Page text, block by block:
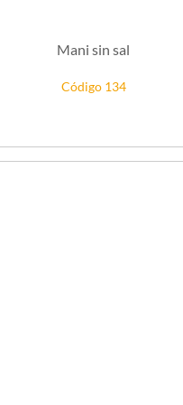
Mani sin sal
Código 134